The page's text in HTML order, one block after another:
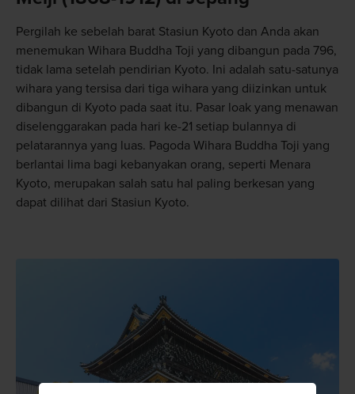
Pergilah ke sebelah barat Stasiun Kyoto dan Anda akan
menemukan Wihara Buddha Toji yang dibangun pada 796,
tidak lama setelah pendirian Kyoto. Ini adalah satu-satunya
wihara yang tersisa dari tiga wihara yang diizinkan untuk
dibangun di Kyoto pada saat itu. Pasar loak yang menawan
diselenggarakan pada hari ke-21 setiap bulannya di
pelatarannya yang luas. Pagoda Wihara Buddha Toji yang
berlantai lima bagi kebanyakan orang, seperti Menara
Kyoto, merupakan salah satu hal paling berkesan yang
dapat dilihat dari Stasiun Kyoto.